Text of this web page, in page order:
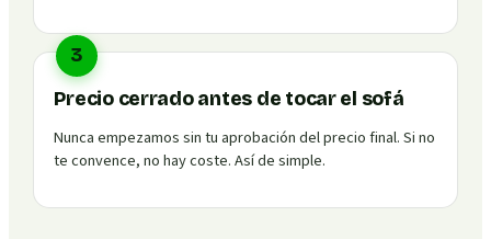
3
Precio cerrado antes de tocar el sofá
Nunca empezamos sin tu aprobación del precio final. Si no
te convence, no hay coste. Así de simple.